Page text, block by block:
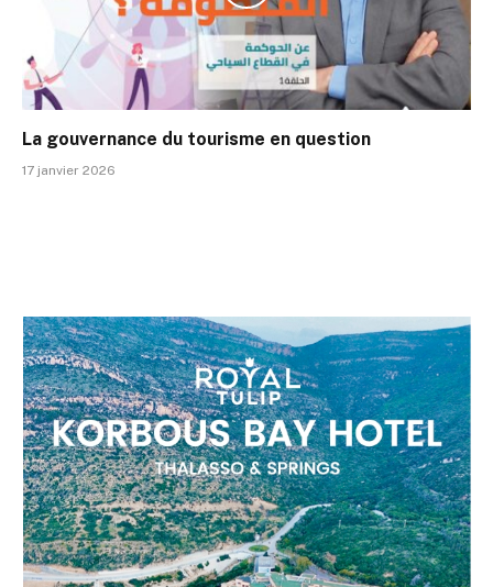
La gouvernance du tourisme en question
17 janvier 2026